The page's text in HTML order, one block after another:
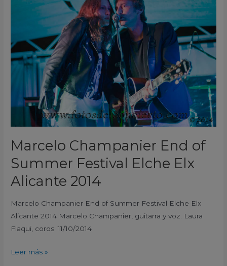
Marcelo Champanier End of
Summer Festival Elche Elx
Alicante 2014
Marcelo Champanier End of Summer Festival Elche Elx
Alicante 2014 Marcelo Champanier, guitarra y voz. Laura
Flaqui, coros. 11/10/2014
Champanier
Summer
Festival
Elche
Alicante
2014
Leer más »